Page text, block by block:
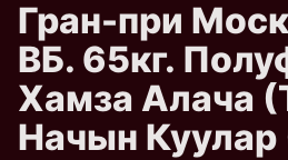
Гран-при
ВБ. 65кг.
Хамза Алача
Начын Куулар